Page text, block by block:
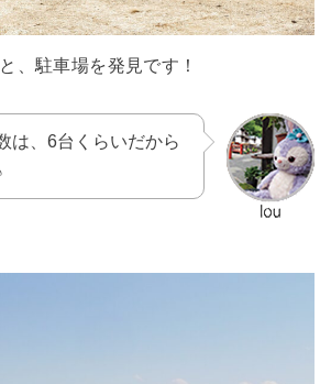
、駐車場を発見です！
は、6台くらいだから